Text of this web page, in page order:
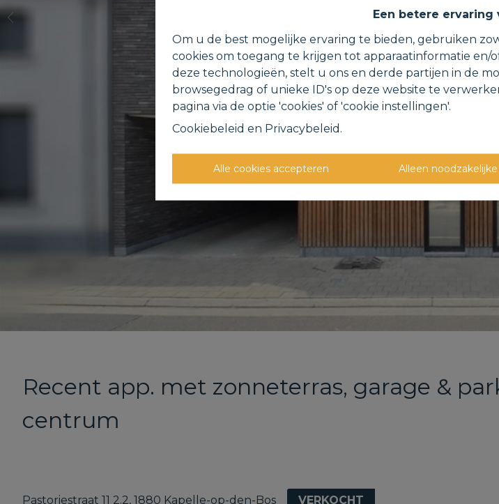
Een betere ervaring
Om u de best mogelijke ervaring te bieden, gebruiken
cookies om toegang te krijgen tot apparaatinformatie en/
deze technologieën, stelt u ons en derde partijen in de
browsegedrag of unieke ID's op deze website te
pagina via de optie 'cookies' of 'cookie instellingen'.
Cookiebeleid en Privacybeleid .
Alle cookies accepteren Alleen
Recent app. met zonneterras, garage &
centrum
Pastoriestraat 11 2.2, 1880 Kapelle-op-den-Bos VERKOCHT